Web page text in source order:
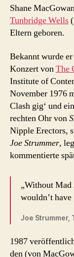
Shane
Tunbridge Wells
Eltern geboren.
Bekannt wurde
Konzert vonThe
Institute of
November 1976
Clash gig‘ und
rechten Ohr von
Nipple Erectors,
Joe Strummer,
kommentierte
„Without Mad
wouldn’t
Joe Strummer,
1987
den (von